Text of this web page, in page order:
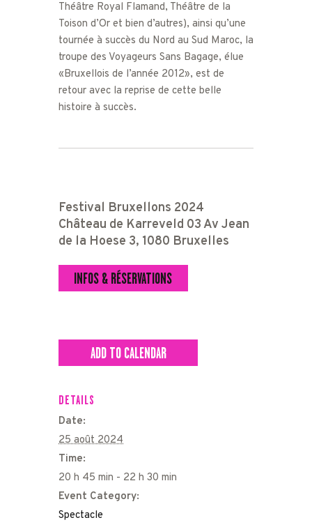
Théâtre Royal Flamand, Théâtre de la
Toison d’Or et bien d’autres), ainsi qu’une
tournée à succès du Nord au Sud Maroc, la
troupe des Voyageurs Sans Bagage, élue
«Bruxellois de l’année 2012», est de
retour avec la reprise de cette belle
histoire à succès.
Festival Bruxellons 2024
Château de Karreveld 03 Av Jean
de la Hoese 3, 1080 Bruxelles
INFOS & RÉSERVATIONS
ADD TO CALENDAR
DETAILS
Date:
25 août 2024
Time:
20 h 45 min - 22 h 30 min
Event Category:
Spectacle